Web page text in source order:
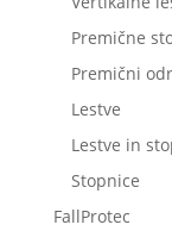
Premične
Premični
Lestve
Lestve in
Stopnice
FallProtec